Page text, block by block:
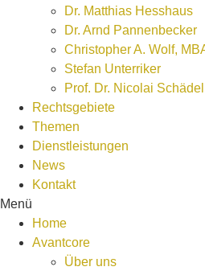
Dr. Matthias Hesshaus
Dr. Arnd Pannenbecker
Christopher A. Wolf,
Stefan Unterriker
Prof. Dr. Nicolai
Rechtsgebiete
Themen
Dienstleistungen
News
Kontakt
Menü
Home
Avantcore
Über uns